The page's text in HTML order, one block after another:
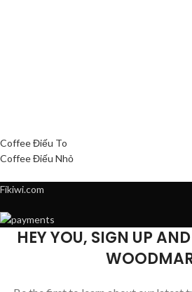
Coffee Điếu To
Coffee Điếu Nhỏ
Fikiwi.com
HEY YOU, SIGN UP